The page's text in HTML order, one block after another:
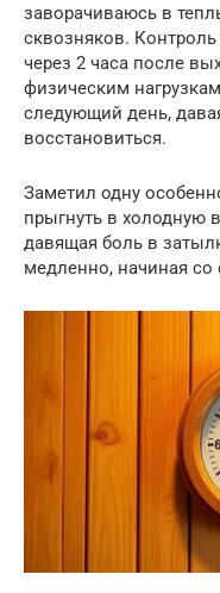
заворачиваюсь в
сквозняков.
через 2 часа после
физическим
следующий день,
восстановиться.
Заметил одну
прыгнуть в холодную
давящая боль в
медленно, начиная со